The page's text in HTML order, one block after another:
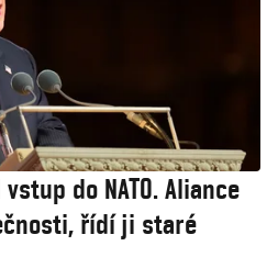
do NATO. Aliance
řídí ji staré